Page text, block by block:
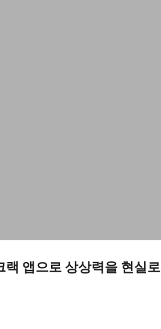
앱으로 상상력을 현실로